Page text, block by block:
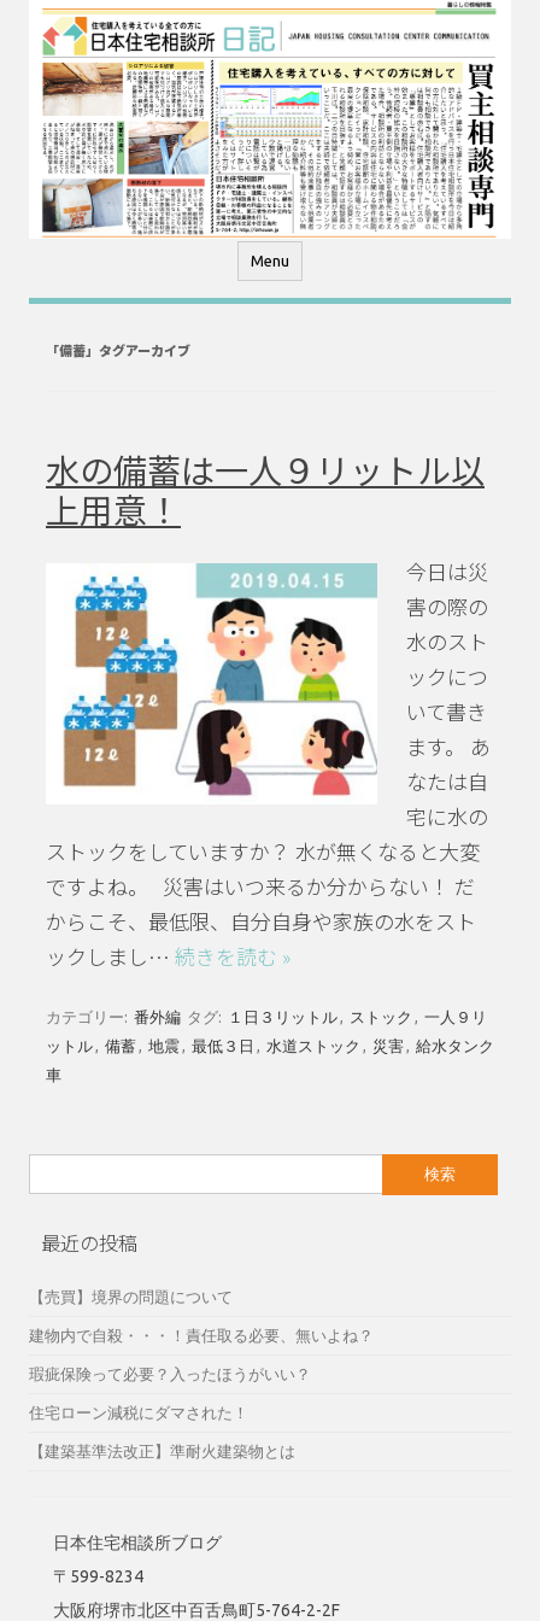
コ
テ
ン
ツ
へ
ス
キ
ッ
プ
Menu
「備蓄」タグアーカイブ
水の備蓄は一人９リットル以
上用意！
今日は災
害の際の
水のスト
ックにつ
いて書き
ます。 あ
なたは自
宅に水の
ストックをしていますか？ 水が無くなると大変
ですよね。 災害はいつ来るか分からない！ だ
からこそ、最低限、自分自身や家族の水をスト
ックしまし… 続きを読む »
カテゴリー: 番外編 タグ: １日３リットル, ストック , 一人９リ
ットル, 備蓄, 地震, 最低３日 , 水道ストック , 災害, 給水タンク
車
索:
最近の投稿
【売買】境界の問題について
建物内で自殺・・・！責任取る必要、無いよね？
瑕疵保険って必要？入ったほうがいい？
住宅ローン減税にダマされた！
【建築基準法改正】準耐火建築物とは
日本住宅相談所ブログ
〒599-8234
大阪府堺市北区中百舌鳥町5-764-2-2F